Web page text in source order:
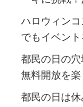
ハロウィン
でもイベント
都民の日の
無料開放を楽
都民の日は